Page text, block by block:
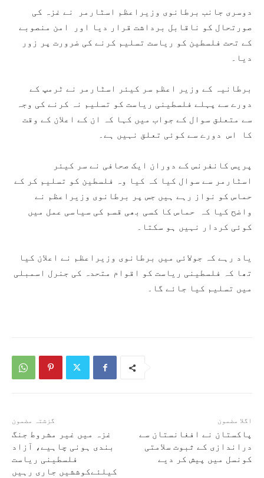
دوسری جانب برطانوی وزیراعظم اسٹارمر نے غزہ کی
صورتحال کو ناقابل برداشت قرار دیا اور امن منصوبے
کے تحت فلسطین کو ریاست تسلیم کرنے کی ضرورت پر زور
دیا۔
برطانیہ کے وزیر اعظم سر کیئر اسٹارمر نے ٹرمپ کے
دورے سے پہلے فلسطینی ریاست کو تسلیم نہ کرنے کی وجہ
سے متعلق سوال کے جواب میں کہا کہ ان کے اعلان کے وقت
کا اس دورے سے کوئی تعلق نہیں ہے۔
پریس کانفرنس کے دوران ایک صحافی نے سر کیئر
اسٹارمر سے سوال کیا کہ کیا وہ فلسطین کو تسلیم کر کے
حماس کو نواز رہے ہیں جس پر برطانوی وزیراعظم نے
واضح کیا کہ حماس کا کسی بھی قسم کی سیاسی عمل میں
کوئی کردار نہیں ہو سکتا۔
یاد رہے کہ جولائی میں برطانوی وزیراعظم نے اعلان کیا
تھا کہ فلسطینی ریاست کو اقوام متحدہ کی جنرل اسمبلی
میں تسلیم کیا جائے گا۔
گزشتہ مضمون
غزہ میں غیر مشروط جنگ
بندی ہونی چاہیے، آزاد
فلسطینی ریاست
کیلئےکوششیں جاری رہیں
اگلا مضمون
پاکستان نے افغانستان سے
دراندازی کے ثبوت سلامتی
کونسل میں پیش کر دیے